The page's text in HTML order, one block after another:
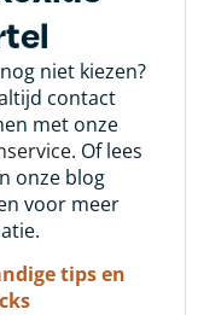
niet kiezen?
contact
met onze
. Of lees
onze blog
voor meer
tips en